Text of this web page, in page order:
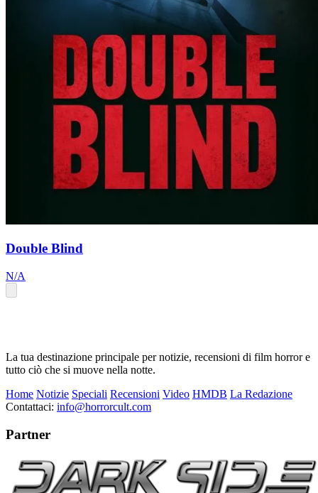
Double Blind
N/A
La tua destinazione principale per notizie, recensioni di film horror e
tutto ciò che si muove nella notte.
Home Notizie Speciali Recensioni Video HMDB La Redazione
Contattaci: info@horrorcult.com
Partner